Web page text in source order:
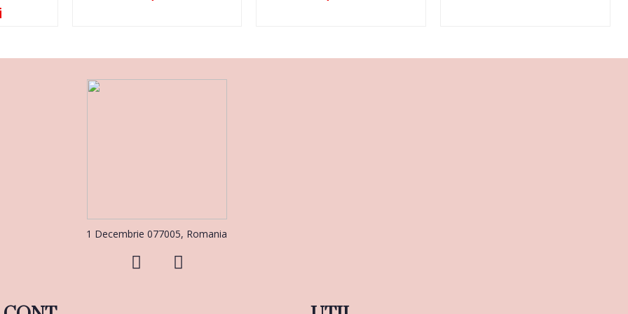
1 Decembrie 077005, Romania